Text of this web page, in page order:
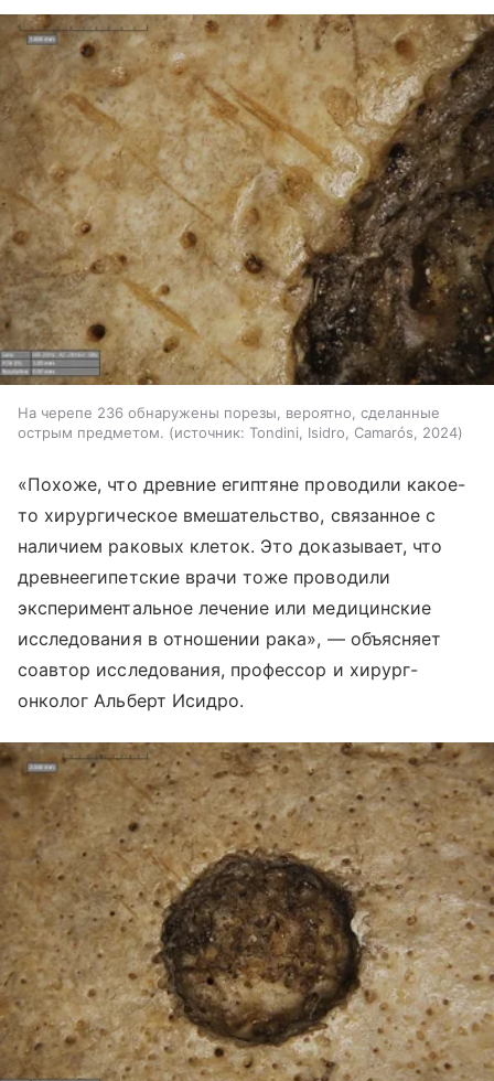
На черепе 236 обнаружены порезы, вероятно, сделанные
острым предметом.
источник: Tondini, Isidro, Camarós, 2024
«Похоже, что древние египтяне проводили какое-
то хирургическое вмешательство, связанное с
наличием раковых клеток. Это доказывает, что
древнеегипетские врачи тоже проводили
экспериментальное лечение или медицинские
исследования в отношении рака», — объясняет
соавтор исследования, профессор и хирург-
онколог Альберт Исидро.